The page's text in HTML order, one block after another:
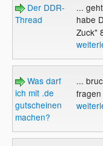
Der DDR-
Thread
...
habe
Zuck"
Was darf
ich mit .de
gutscheinen
machen?
...